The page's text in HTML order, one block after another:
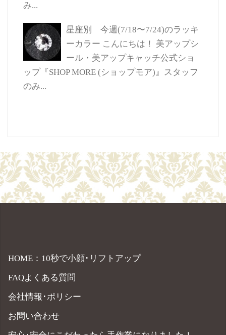
み...
星座別 今週(7/18〜7/24)のラッキ
ーカラー こんにちは！ 美アップシ
ール・美アップキャッチ公式ショ
ップ『SHOP MORE (ショップモア)』スタッフ
のみ...
HOME：10秒で小顔･リフトアップ
FAQよくある質問
会社情報･ポリシー
お問い合わせ